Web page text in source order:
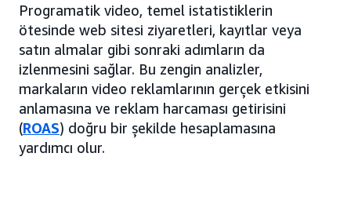
Programatik video, temel istatistiklerin
ötesinde web sitesi ziyaretleri, kayıtlar veya
satın almalar gibi sonraki adımların da
izlenmesini sağlar. Bu zengin analizler,
markaların video reklamlarının gerçek etkisini
anlamasına ve reklam harcaması getirisini
(ROAS) doğru bir şekilde hesaplamasına
yardımcı olur.